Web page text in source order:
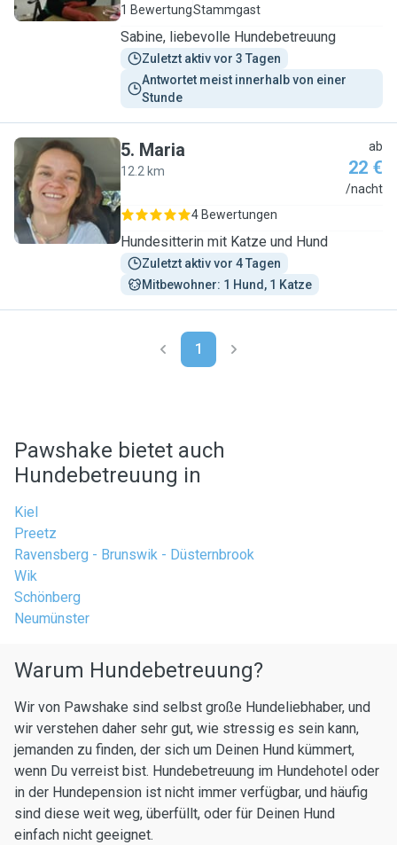
1 BewertungStammgast
Sabine, liebevolle Hundebetreuung
Zuletzt aktiv vor 3 Tagen
Antwortet meist innerhalb von einer
Stunde
M
5. Maria
12.2 km
ab
22 €
/nacht
4 Bewertungen
Hundesitterin mit Katze und Hund
Zuletzt aktiv vor 4 Tagen
Mitbewohner: 1 Hund, 1 Katze
1
Pawshake bietet auch
Hundebetreuung in
Kiel
Preetz
Ravensberg - Brunswik - Düsternbrook
Wik
Schönberg
Neumünster
Warum Hundebetreuung?
Wir von Pawshake sind selbst große Hundeliebhaber, und
wir verstehen daher sehr gut, wie stressig es sein kann,
jemanden zu finden, der sich um Deinen Hund kümmert,
wenn Du verreist bist. Hundebetreuung im Hundehotel oder
in der Hundepension ist nicht immer verfügbar, und häufig
sind diese weit weg, überfüllt, oder für Deinen Hund
einfach nicht geeignet.